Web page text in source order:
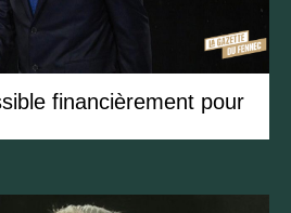
financièrement pour